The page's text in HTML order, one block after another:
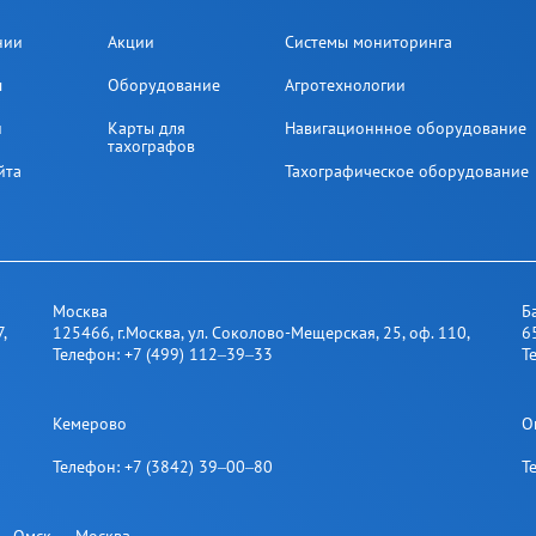
Акции
Оборудование
Карты для
тахографов
Системы мониторинга
Агротехнологии
Навигационнное оборудование
Тахографическое оборудование
,
Москва
125466, г.Москва,ул. Соколово-Мещерская, 25​, оф. 110,
Телефон:+7 (499) 112‒39‒33
Кемерово
Телефон:+7 (3842) 39‒00‒80